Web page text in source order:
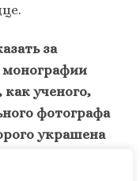
за
ученого,
фотографа
украшена
с